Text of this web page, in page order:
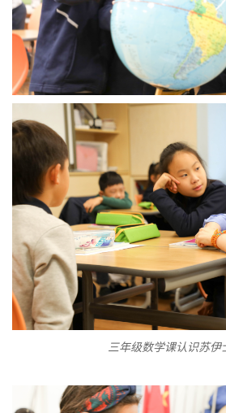
三年级数学课认识苏伊